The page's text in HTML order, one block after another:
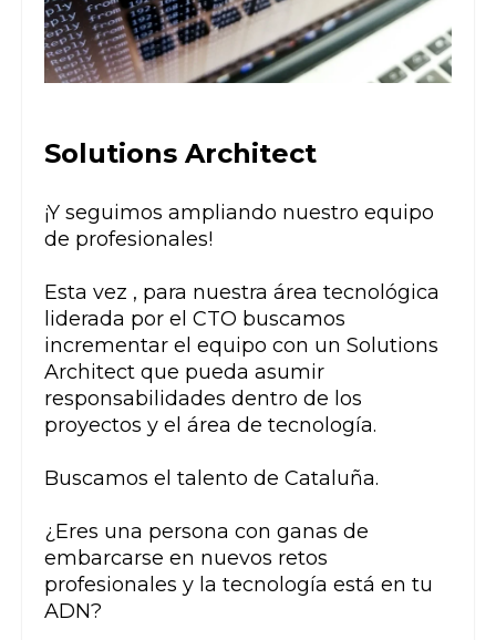
Solutions Architect
¡Y seguimos ampliando nuestro equipo
de profesionales!
Esta vez , para nuestra área tecnológica
liderada por el CTO buscamos
incrementar el equipo con un Solutions
Architect que pueda asumir
responsabilidades dentro de los
proyectos y el área de tecnología.
Buscamos el talento de Cataluña.
¿Eres una persona con ganas de
embarcarse en nuevos retos
profesionales y la tecnología está en tu
ADN?